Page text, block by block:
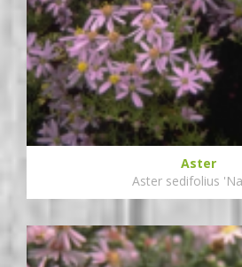
Aster
Aster sedifolius